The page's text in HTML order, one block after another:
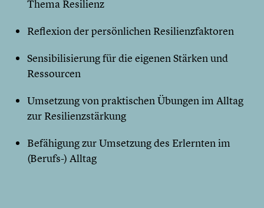
Thema Resilienz
Reflexion der persönlichen Resilienzfaktoren
Sensibilisierung für die eigenen Stärken und
Ressourcen
Umsetzung von praktischen Übungen im Alltag
zur Resilienzstärkung
Befähigung zur Umsetzung des Erlernten im
(Berufs-) Alltag